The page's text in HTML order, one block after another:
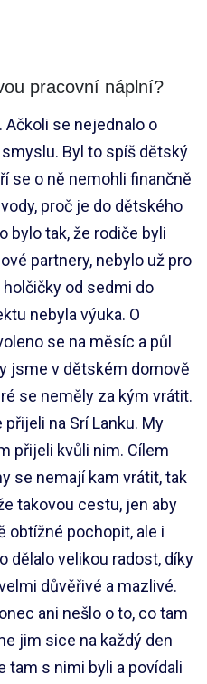
pracovní náplní?
se nejednalo o
Byl to spíš dětský
se o ně nemohli finančně
proč je do dětského
bylo tak, že rodiče byli
partnery, nebylo už pro
od sedmi do
nebyla výuka. O
se na měsíc a půl
jsme v dětském domově
se neměly za kým vrátit.
na Srí Lanku. My
přijeli kvůli nim. Cílem
se nemají kam vrátit, tak
takovou cestu, jen aby
obtížné pochopit, ale i
dělalo velikou radost, díky
důvěřivé a mazlivé.
ani nešlo o to, co tam
jim sice na každý den
tam s nimi byli a povídali